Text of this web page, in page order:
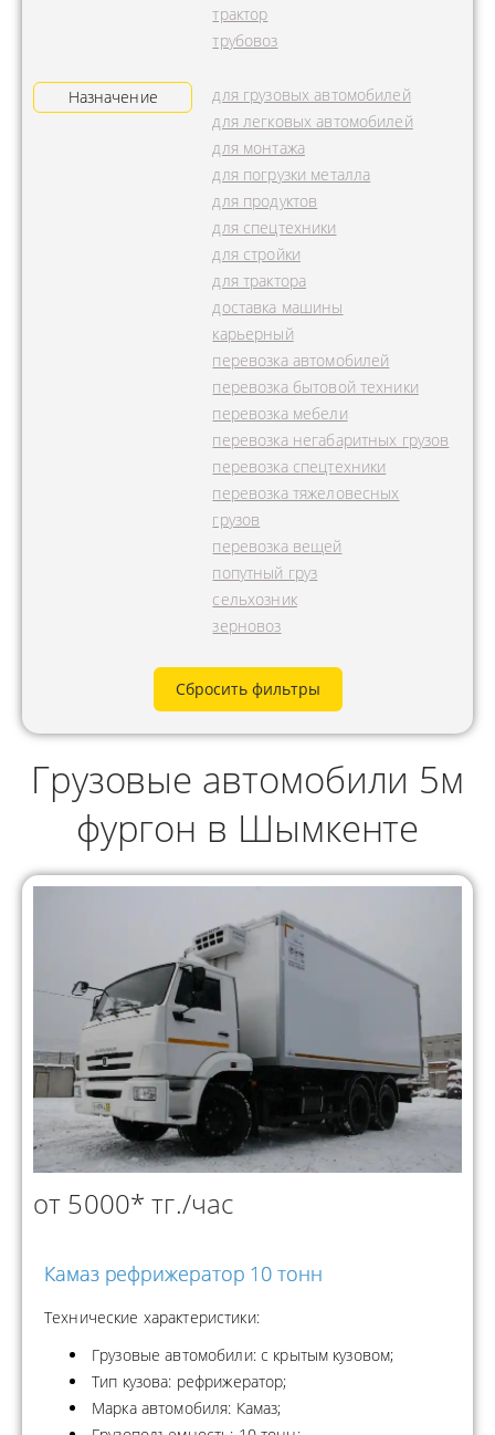
трактор
трубовоз
Назначение
для грузовых автомобилей
для легковых автомобилей
для монтажа
для погрузки металла
для продуктов
для спецтехники
для стройки
для трактора
доставка машины
карьерный
перевозка автомобилей
перевозка бытовой техники
перевозка мебели
перевозка негабаритных грузов
перевозка спецтехники
перевозка тяжеловесных
грузов
перевозка вещей
попутный груз
сельхозник
зерновоз
Сбросить фильтры
Грузовые автомобили 5м
фургон в Шымкенте
от 5000* тг./час
Камаз рефрижератор 10 тонн
Технические характеристики:
Грузовые автомобили: с крытым кузовом;
Тип кузова: рефрижератор;
Марка автомобиля: Камаз;